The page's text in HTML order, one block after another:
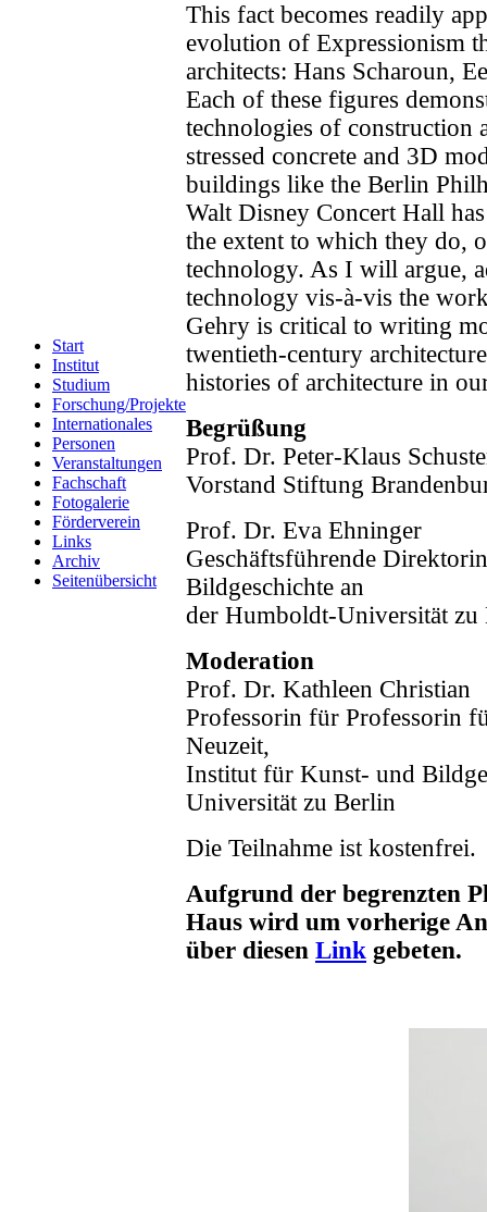
Start
Institut
Studium
Forschung/Projekte
Internationales
Personen
Veranstaltungen
Fachschaft
Fotogalerie
Förderverein
Links
Archiv
Seitenübersicht
This fact becomes readily
evolution of Expressionism
architects: Hans Scharoun,
Each of these figures
technologies of construction
stressed concrete and 3D
buildings like the Berlin
Walt Disney Concert Hall
the extent to which they do,
technology. As I will argue,
technology vis-à-vis the
Gehry is critical to writing
twentieth-century
histories of architecture in
Begrüßung
Prof. Dr. Peter-Klaus
Vorstand Stiftung
Prof. Dr. Eva Ehninger
Geschäftsführende
Bildgeschichte an
der Humboldt-Universität zu
Moderation
Prof. Dr. Kathleen Christian
Professorin für Professorin
Neuzeit,
Institut für Kunst- und
Universität zu Berlin
Die Teilnahme ist kostenfrei.
Aufgrund der begrenzten
Haus wird um vorherige
über diesen Link gebeten.